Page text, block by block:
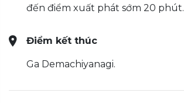
đến điểm xuất phát sớm 20 phút.
Điểm kết thúc
Ga Demachiyanagi.